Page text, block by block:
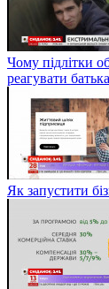
Чому підлітки
реагувати
Як запустити